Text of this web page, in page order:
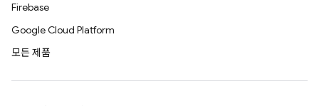
Firebase
Google Cloud Platform
모든 제품